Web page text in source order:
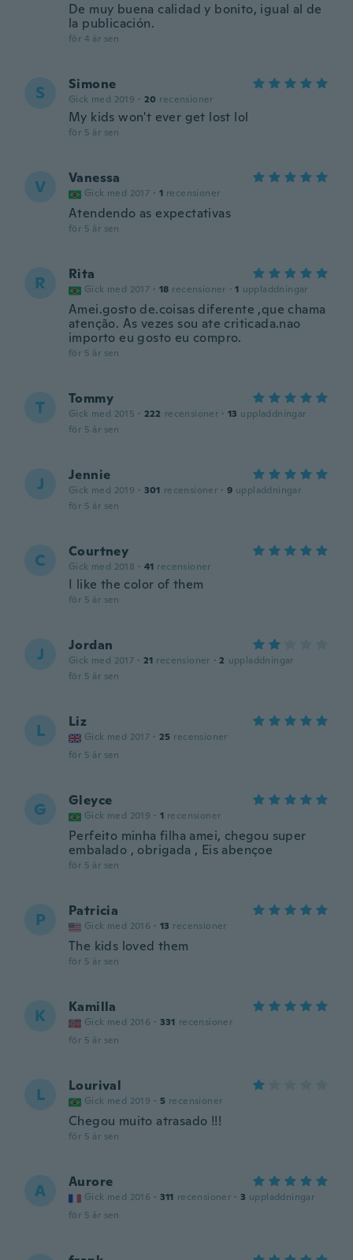
De muy buena calidad y bonito, igual al de
la publicación.
för 4 år sen
S Simone
Gick med 2019 · 20 recensioner
My kids won't ever get lost lol
för 5 år sen
V Vanessa
Gick med 2017 · 1 recensioner
Atendendo as expectativas
för 5 år sen
R Rita
Gick med 2017 · 18 recensioner · 1 uppladdningar
Amei.gosto de.coisas diferente ,que chama
atenção. As vezes sou ate criticada.nao
importo eu gosto eu compro.
för 5 år sen
T Tommy
Gick med 2015 · 222 recensioner · 13 uppladdningar
för 5 år sen
J Jennie
Gick med 2019 · 301 recensioner · 9 uppladdningar
för 5 år sen
C Courtney
Gick med 2018 · 41 recensioner
I like the color of them
för 5 år sen
J Jordan
Gick med 2017 · 21 recensioner · 2 uppladdningar
för 5 år sen
L Liz
Gick med 2017 · 25 recensioner
för 5 år sen
G Gleyce
Gick med 2019 · 1 recensioner
Perfeito minha filha amei, chegou super
embalado , obrigada , Eis abençoe
för 5 år sen
P Patricia
Gick med 2016 · 13 recensioner
The kids loved them
för 5 år sen
K Kamilla
Gick med 2016 · 331 recensioner
för 5 år sen
L Lourival
Gick med 2019 · 5 recensioner
Chegou muito atrasado !!!
för 5 år sen
A Aurore
Gick med 2016 · 311 recensioner · 3 uppladdningar
för 5 år sen